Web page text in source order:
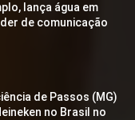
lança água em
de comunicação
de Passos (MG)
no Brasil no